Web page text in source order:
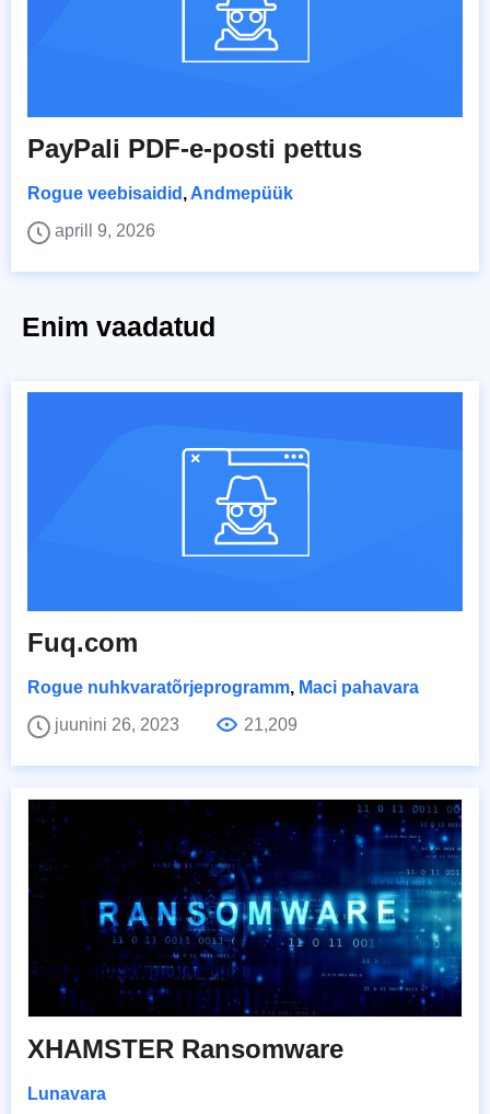
PayPali PDF-e-posti pettus
Rogue veebisaidid , Andmepüük
aprill 9, 2026
Enim vaadatud
Fuq.com
Rogue nuhkvaratõrjeprogramm, Maci pahavara
juunini 26, 2023
21,209
XHAMSTER Ransomware
Lunavara